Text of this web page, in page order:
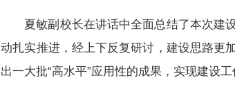
夏敏副校长在讲话中全面总结了本次建
动扎实推进，经上下反复研讨，建设思路更
出一大批“高水平”应用性的成果，实现建设工